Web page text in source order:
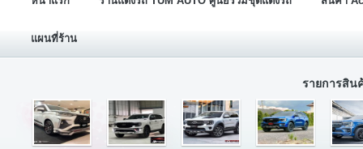
แผนที่ร้าน
รายการสิน